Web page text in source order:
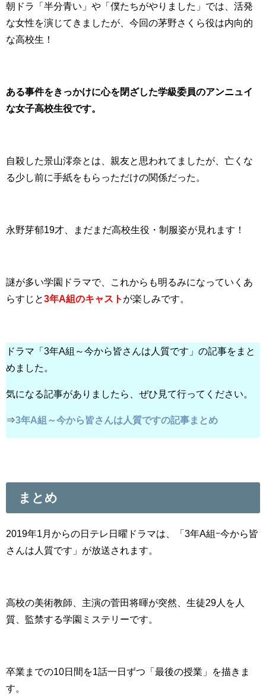
朝ドラ「半分青い」や「僕たちがやりました」では、活発
な女性を演じてきましたが、今回の茅野さくら役は内向的
な高校生！
ある事件をきっかけに心を閉ざした学級委員のアンニュイ
な女子高校生役です。
自殺した景山澪奈とは、親友と思われてましたが、亡くな
る少し前に手紙をもらっただけの関係だった。
永野芽郁19才、まだまだ高校生役・制服姿が見れます！
謎が多い学園ドラマで、これからも明るみになっていくあ
らすじと3年A組のキャスト が楽しみです。
ドラマ「3年A組～今から皆さんは人質です」の記事をまと
めました。
気になる記事がありましたら、ぜひ見て行ってください。
⇒3年A組～今から皆さんは人質ですの記事まとめ
まとめ
2019年1月からの日テレ日曜ドラマは、「3年A組ｰ今から皆
さんは人質です」が放送されます。
高校の美術教師、主演の菅田将暉が突然、生徒29人を人
質、監禁する学園ミステリーです。
卒業までの10日間を1話一日ずつ「最後の授業」を描きま
す。